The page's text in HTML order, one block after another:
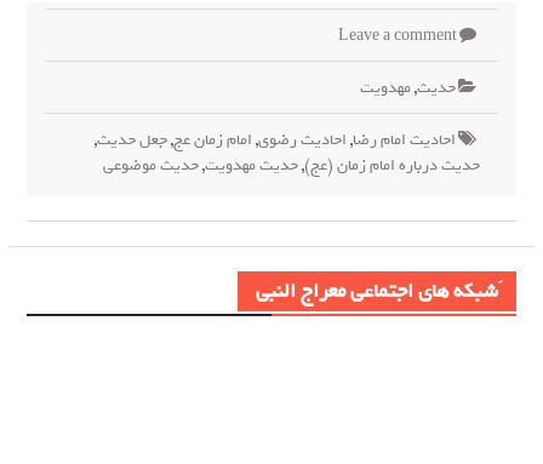
Leave a comment
حدیث,مهدويت
احادیث امام رضا,احادیث رضوی,امام زمان عج,جعل حدیث,
حدیث درباره امام زمان (عج),حدیث مهدویت,حدیث موضوعی
َشبکه های اجتماعی معراج النبی